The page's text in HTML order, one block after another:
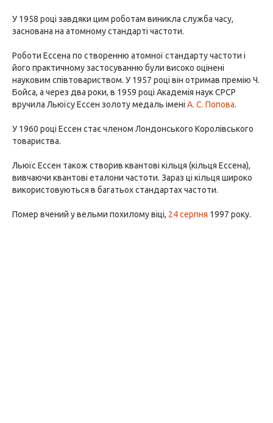
У 1958 році завдяки цим роботам виникла служба часу,
заснована на атомному стандарті частоти.
Роботи Ессена по створенню атомної стандарту частоти і
його практичному застосуванню були високо оцінені
науковим співтовариством. У 1957 році він отримав премію Ч.
Бойса, а через два роки, в 1959 році Академія наук СРСР
вручила Льюїсу Ессен золоту медаль імені А. С. Попова.
У 1960 році Ессен стає членом Лондонського Королівського
товариства.
Льюїс Ессен також створив квантові кільця (кільця Ессена),
вивчаючи квантові еталони частоти. Зараз ці кільця широко
використовуються в багатьох стандартах частоти.
Помер вчений у вельми похилому віці, 24 серпня 1997 року.